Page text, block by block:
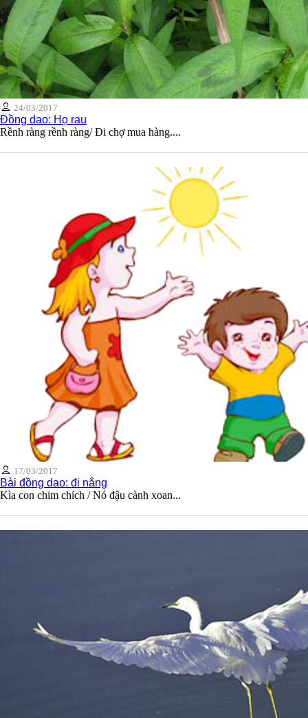
24/03/2017
Đồng dao: Họ rau
Rềnh ràng rềnh ràng/ Đi chợ mua hàng....
17/03/2017
Bài đồng dao: đi nắng
Kìa con chim chích / Nó đậu cành xoan...